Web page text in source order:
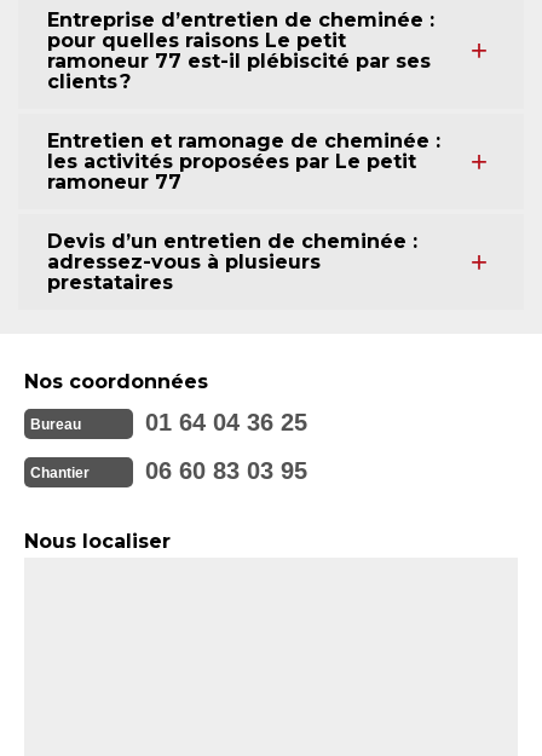
Entreprise d’entretien de cheminée :
pour quelles raisons Le petit
ramoneur 77 est-il plébiscité par ses
clients ?
Entretien et ramonage de cheminée :
les activités proposées par Le petit
ramoneur 77
Devis d’un entretien de cheminée :
adressez-vous à plusieurs
prestataires
Nos coordonnées
Bureau 01 64 04 36 25
Chantier 06 60 83 03 95
Nous localiser